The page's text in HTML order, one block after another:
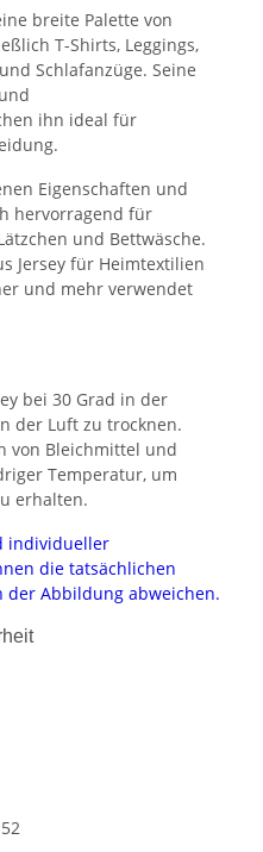
breite Palette von
T-Shirts, Leggings,
Schlafanzüge. Seine
ihn ideal für
Eigenschaften und
hervorragend für
und Bettwäsche.
Jersey für Heimtextilien
und mehr verwendet
bei 30 Grad in der
der Luft zu trocknen.
von Bleichmittel und
Temperatur, um
erhalten.
individueller
die tatsächlichen
der Abbildung abweichen.